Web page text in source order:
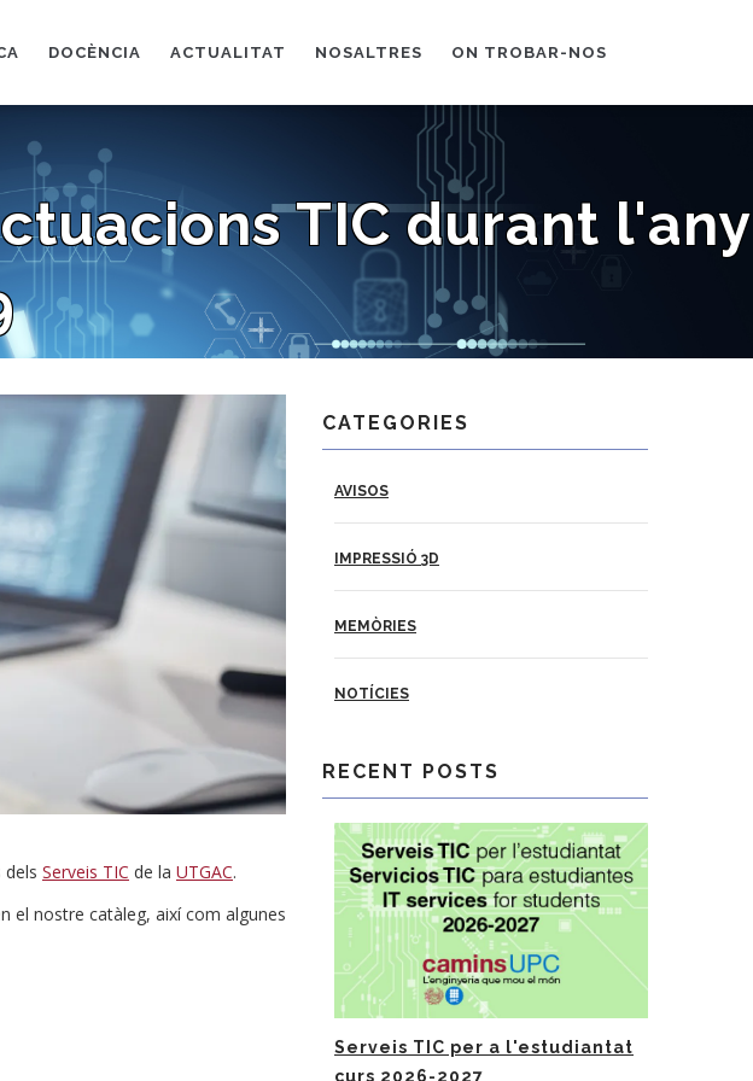
DOCÈNCIA ACTUALITAT NOSALTRES ON TROBAR-NOS
TIC durant l'any
Serveis TIC de la UTGAC.
el nostre catàleg, així com algunes
CATEGORIES
AVISOS
IMPRESSIÓ 3D
MEMÒRIES
NOTÍCIES
RECENT POSTS
Serveis TIC per a l'estudiantat
curs 2026-2027